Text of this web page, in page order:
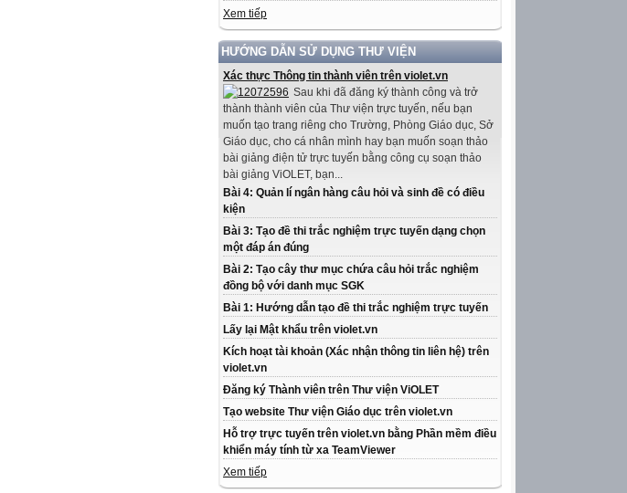
Xem tiếp
HƯỚNG DẪN SỬ DỤNG THƯ VIỆN
Xác thực Thông tin thành viên trên violet.vn
Sau khi đã đăng ký thành công và trở
thành thành viên của Thư viện trực tuyến, nếu bạn
muốn tạo trang riêng cho Trường, Phòng Giáo dục, Sở
Giáo dục, cho cá nhân mình hay bạn muốn soạn thảo
bài giảng điện tử trực tuyến bằng công cụ soạn thảo
bài giảng ViOLET, bạn...
Bài 4: Quản lí ngân hàng câu hỏi và sinh đề có điều
kiện
Bài 3: Tạo đề thi trắc nghiệm trực tuyến dạng chọn
một đáp án đúng
Bài 2: Tạo cây thư mục chứa câu hỏi trắc nghiệm
đồng bộ với danh mục SGK
Bài 1: Hướng dẫn tạo đề thi trắc nghiệm trực tuyến
Lấy lại Mật khẩu trên violet.vn
Kích hoạt tài khoản (Xác nhận thông tin liên hệ) trên
violet.vn
Đăng ký Thành viên trên Thư viện ViOLET
Tạo website Thư viện Giáo dục trên violet.vn
Hỗ trợ trực tuyến trên violet.vn bằng Phần mềm điều
khiển máy tính từ xa TeamViewer
Xem tiếp